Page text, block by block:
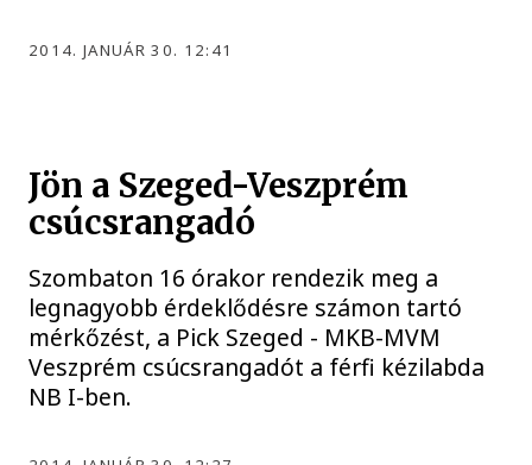
2014. JANUÁR 30. 12:41
Jön a Szeged-Veszprém
csúcsrangadó
Szombaton 16 órakor rendezik meg a
legnagyobb érdeklődésre számon tartó
mérkőzést, a Pick Szeged - MKB-MVM
Veszprém csúcsrangadót a férfi kézilabda
NB I-ben.